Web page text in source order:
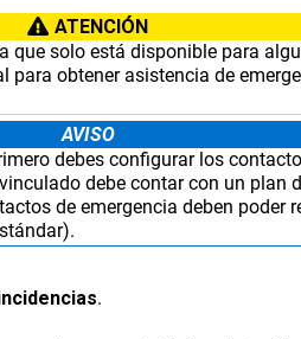
ATENCIÓN
solo está disponible para
obtener asistencia de
AVISO
debes configurar los
debe contar con un plan
de emergencia deben poder
.